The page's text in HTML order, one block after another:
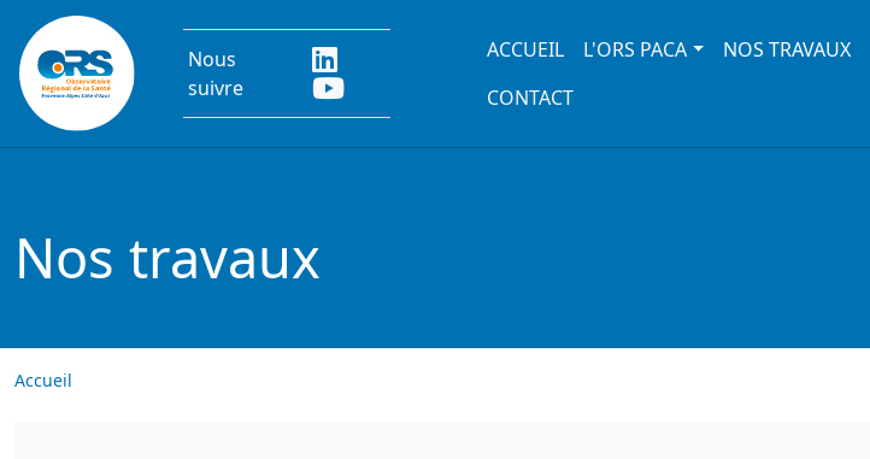
Aller au contenu principal
Nous
suivre
Main navigation
ACCUEIL L'ORS PACA NOS TRAVAUX
CONTACT
Nos travaux
Accueil